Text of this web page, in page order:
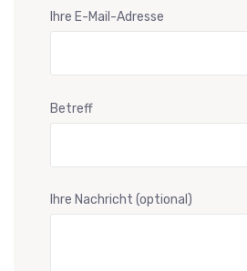
Ihre E-Mail-Adresse
Betreff
Ihre Nachricht (optional)